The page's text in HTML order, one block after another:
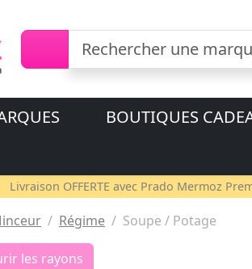
BOUTIQUES
Livraison OFFERTE avec Prado Mermoz
Régime Soupe / Potage
les rayons